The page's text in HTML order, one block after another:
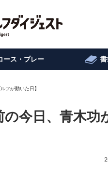
ース・プレー
フが動いた日】
今日、青木功